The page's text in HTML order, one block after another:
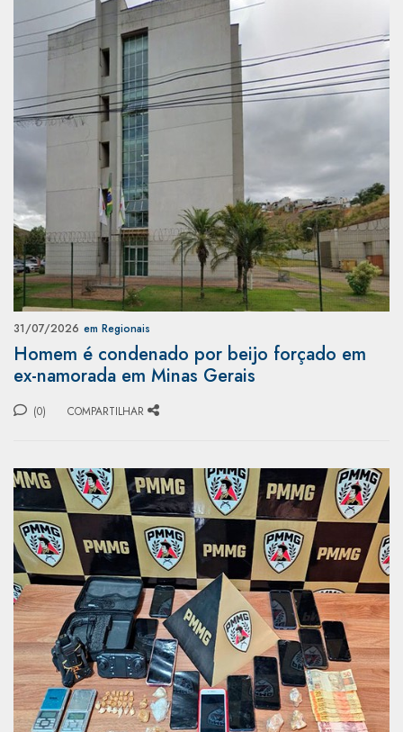
31/07/2026 em Regionais
Homem é condenado por beijo forçado em
ex-namorada em Minas Gerais
(0) COMPARTILHAR